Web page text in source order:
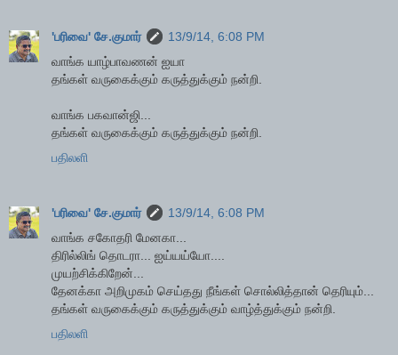
'பரிவை' சே.குமார்
13/9/14, 6:08 PM
வாங்க யாழ்பாவணன் ஐயா
தங்கள் வருகைக்கும் கருத்துக்கும் நன்றி.
வாங்க பகவான்ஜி...
தங்கள் வருகைக்கும் கருத்துக்கும் நன்றி.
பதிலளி
'பரிவை' சே.குமார்
13/9/14, 6:08 PM
வாங்க சகோதரி மேனகா...
திரில்லிங் தொடரா... ஐய்யய்யோ....
முயற்சிக்கிறேன்...
தேனக்கா அறிமுகம் செய்தது நீங்கள் சொல்லித்தான் தெரியும்...
தங்கள் வருகைக்கும் கருத்துக்கும் வாழ்த்துக்கும் நன்றி.
பதிலளி